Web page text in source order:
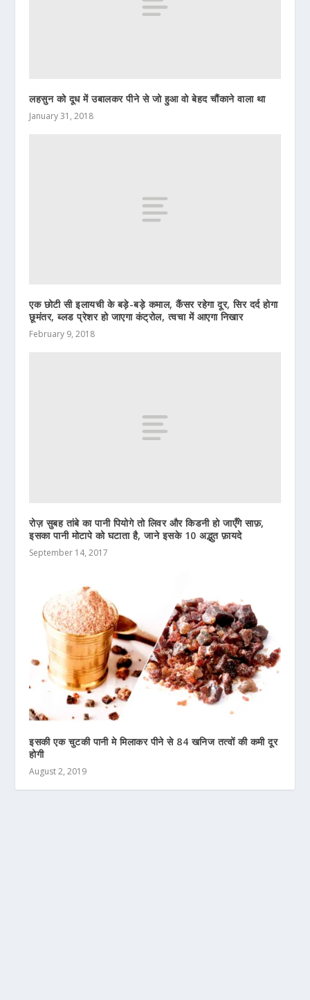
लहसुन को दूध में उबालकर पीने से जो हुआ वो बेहद चौंकाने वाला था
January 31, 2018
एक छोटी सी इलायची के बड़े-बड़े कमाल, कैंसर रहेगा दूर, सिर दर्द होगा
छूमंतर, ब्लड प्रेशर हो जाएगा कंट्रोल, त्वचा में आएगा निखार
February 9, 2018
रोज़ सुबह तांबे का पानी पियोगे तो लिवर और किडनी हो जाएँगे साफ़,
इसका पानी मोटापे को घटाता है, जाने इसके 10 अद्भुत फ़ायदे
September 14, 2017
इसकी एक चुटकी पानी मे मिलाकर पीने से 84 खनिज तत्वों की कमी दूर
होगी
August 2, 2019